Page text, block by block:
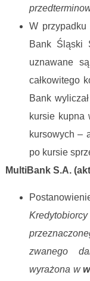
W
Bank Śląski
uznawane
całkowitego
Bank
kursie kupna
kursowych –
po kursie
MultiBank S.A.
zwanego
wyrażona w